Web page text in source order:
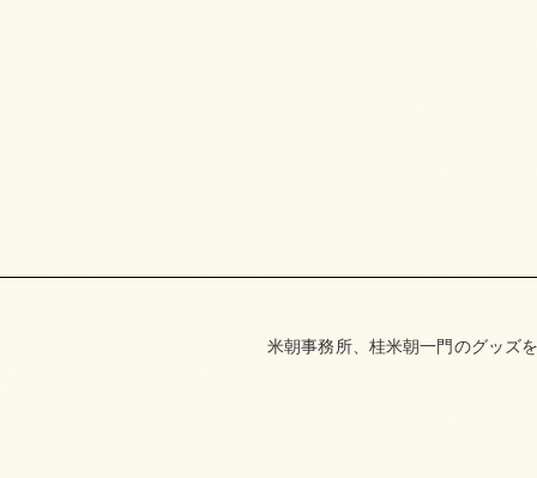
米朝事務所、桂米朝一門のグッズ